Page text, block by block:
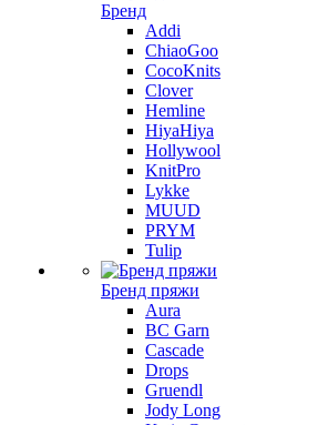
Бренд
Addi
ChiaoGoo
CocoKnits
Clover
Hemline
HiyaHiya
Hollywool
KnitPro
Lykke
MUUD
PRYM
Tulip
Бренд пряжи
Aura
BC Garn
Cascade
Drops
Gruendl
Jody Long